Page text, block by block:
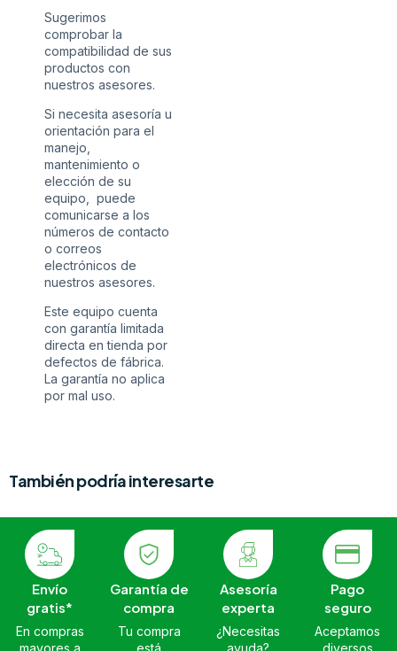
Sugerimos
comprobar la
compatibilidad de sus
productos con
nuestros asesores.
Si necesita asesoría u
orientación para el
manejo,
mantenimiento o
elección de su
equipo, puede
comunicarse a los
números de contacto
o correos
electrónicos de
nuestros asesores.
Este equipo cuenta
con garantía limitada
directa en tienda por
defectos de fábrica.
La garantía no aplica
por mal uso.
También podría interesarte
Envío
gratis*
En compras
mayores a
Garantía de
compra
Tu compra
está
Asesoría
experta
¿Necesitas
ayuda?
Pago
seguro
Aceptamos
diversos